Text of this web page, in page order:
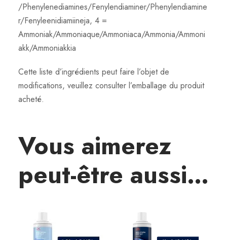
/Phenylenediamines/Fenylendiaminer/Phenylendiamine
r/Fenyleenidiamiineja, 4 =
Ammoniak/Ammoniaque/Ammoniaca/Ammonia/Ammoni
akk/Ammoniakkia
Cette liste d’ingrédients peut faire l’objet de
modifications, veuillez consulter l’emballage du produit
acheté.
Vous aimerez
peut-être aussi…